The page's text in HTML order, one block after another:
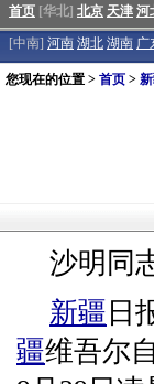
首页 [华北] 北京 天津 河
[中南] 河南 湖北 湖南 广
您现在的位置 > 首页 >
沙明同
新疆 日
疆维吾尔